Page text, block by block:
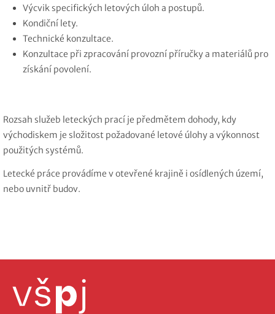
Výcvik specifických letových úloh a postupů.
Kondiční lety.
Technické konzultace.
Konzultace při zpracování provozní příručky a materiálů pro
získání povolení.
Rozsah služeb leteckých prací je předmětem dohody, kdy
východiskem je složitost požadované letové úlohy a výkonnost
použitých systémů.
Letecké práce provádíme v otevřené krajině i osídlených území,
nebo uvnitř budov.